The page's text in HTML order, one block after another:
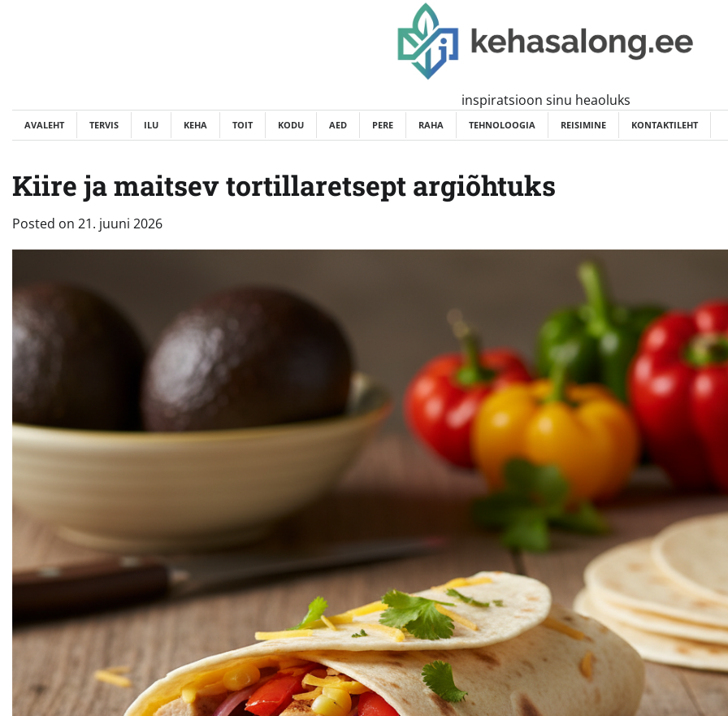
inspiratsioon sinu heaoluks
AVALEHT TERVIS ILU KEHA TOIT KODU AED PERE RAHA TEHNOLOOGIA REISIMINE KONTAKTILEHT
Kiire ja maitsev tortillaretsept argiõhtuks
Posted on 21. juuni 2026